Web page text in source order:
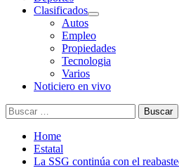
Clasificados
Autos
Empleo
Propiedades
Tecnologia
Varios
Noticiero en vivo
Buscar:
Home
Estatal
La SSG continúa con el